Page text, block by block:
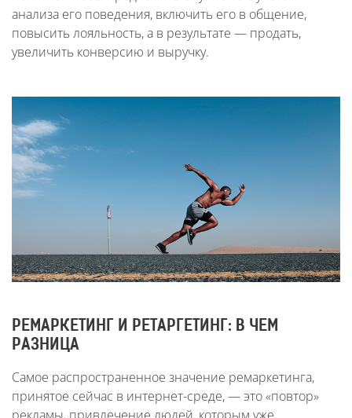
анализа его поведения, включить его в общение,
повысить лояльность, а в результате — продать,
увеличить конверсию и выручку.
РЕМАРКЕТИНГ И РЕТАРГЕТИНГ: В ЧЕМ
РАЗНИЦА
Самое распространенное значение ремаркетинга,
принятое сейчас в интернет-среде, — это «повтор»